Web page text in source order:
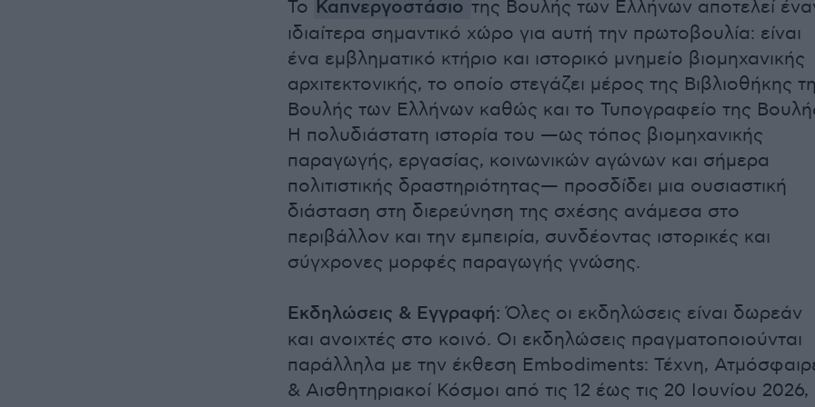
Το Καπνεργοστάσιο της Βουλής των Ελλήνων αποτελεί
ιδιαίτερα σημαντικό χώρο για αυτή την πρωτοβουλία: είναι
ένα εμβληματικό κτήριο και ιστορικό μνημείο βιομηχανικής
αρχιτεκτονικής, το οποίο στεγάζει μέρος της Βιβλιοθήκης
Βουλής των Ελλήνων καθώς και το Τυπογραφείο της
Η πολυδιάστατη ιστορία του —ως τόπος βιομηχανικής
παραγωγής, εργασίας, κοινωνικών αγώνων και σήμερα
πολιτιστικής δραστηριότητας— προσδίδει μια ουσιαστική
διάσταση στη διερεύνηση της σχέσης ανάμεσα στο
περιβάλλον και την εμπειρία, συνδέοντας ιστορικές και
σύγχρονες μορφές παραγωγής γνώσης.
Εκδηλώσεις & Εγγραφή:Όλες οι εκδηλώσεις είναι δωρεάν
και ανοιχτές στο κοινό. Οι εκδηλώσεις πραγματοποιούνται
παράλληλα με την έκθεση Embodiments: Τέχνη,
& Αισθητηριακοί Κόσμοι από τις 12 έως τις 20 Ιουνίου 2026,